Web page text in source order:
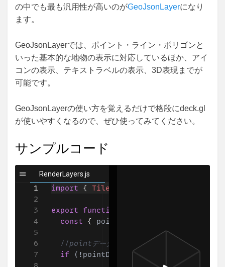
の中でも最も汎用性が高いのがGeoJsonLayerになり
ます。
GeoJsonLayerでは、ポイント・ライン・ポリゴンと
いった基本的な地物の表示に対応しているほか、アイ
コンの表示、テキストラベルの表示、3D表現までが
可能です。
GeoJsonLayerの使い方を覚えるだけで格段にdeck.gl
が使いやすくなるので、ぜひ使ってみてください。
サンプルコード